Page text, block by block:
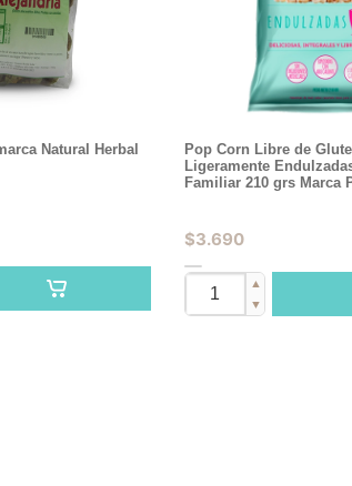
Natural Herbal
Pop Corn Libre de
Ligeramente
Familiar 210 grs Marca
$3.690
▲
▼